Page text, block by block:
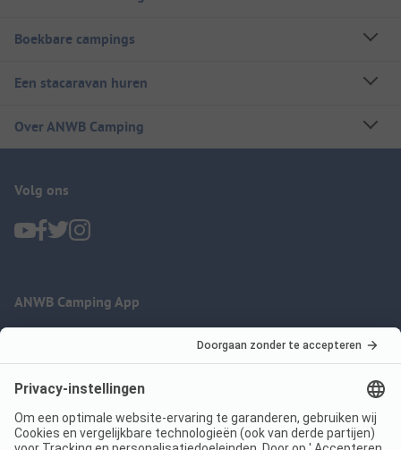
Boekbare campings
Een stacaravan huren
Over ANWB Camping
Volg ons
ANWB Camping App
Imprint Voorwaarden